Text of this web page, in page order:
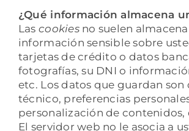
¿Qué información almacena
Lascookiesno suelen
información sensible sobre
tarjetas de crédito o datos
fotografías, su DNI o
etc. Los datos que guardan son
técnico, preferencias
personalización de contenidos,
El servidor web no le asocia a